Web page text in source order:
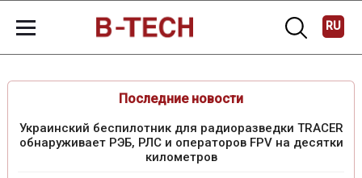
RU
Последние новости
Украинский беспилотник для радиоразведки TRACER
обнаруживает РЭБ, РЛС и операторов FPV на десятки
километров